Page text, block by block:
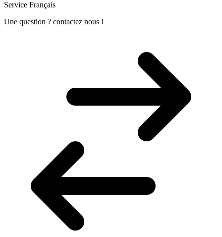
Service Français
Une question ? contactez nous !